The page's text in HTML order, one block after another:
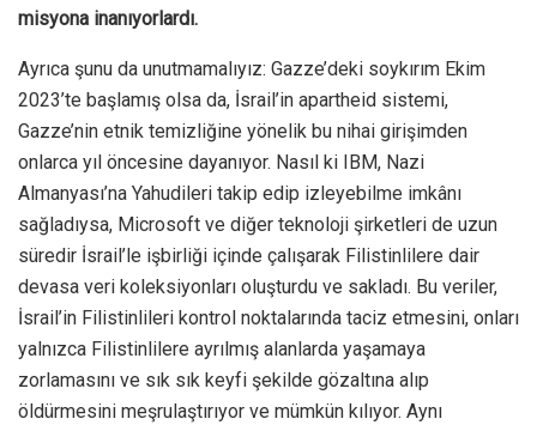
misyona inanıyorlardı.
Ayrıca şunu da unutmamalıyız: Gazze’deki soykırım Ekim
2023’te başlamış olsa da, İsrail’in apartheid sistemi,
Gazze’nin etnik temizliğine yönelik bu nihai girişimden
onlarca yıl öncesine dayanıyor. Nasıl ki IBM, Nazi
Almanyası’na Yahudileri takip edip izleyebilme imkânı
sağladıysa, Microsoft ve diğer teknoloji şirketleri de uzun
süredir İsrail’le işbirliği içinde çalışarak Filistinlilere dair
devasa veri koleksiyonları oluşturdu ve sakladı. Bu veriler,
İsrail’in Filistinlileri kontrol noktalarında taciz etmesini, onları
yalnızca Filistinlilere ayrılmış alanlarda yaşamaya
zorlamasını ve sık sık keyfi şekilde gözaltına alıp
öldürmesini meşrulaştırıyor ve mümkün kılıyor. Aynı